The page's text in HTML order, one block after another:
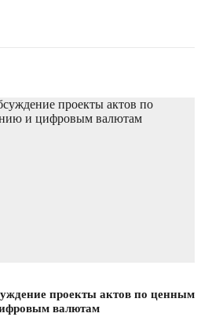
проекты актов по ценным
валютам